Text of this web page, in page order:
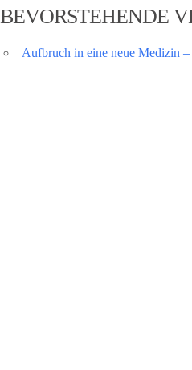
BEVORSTEHENDE
Aufbruch in eine neue Medizin